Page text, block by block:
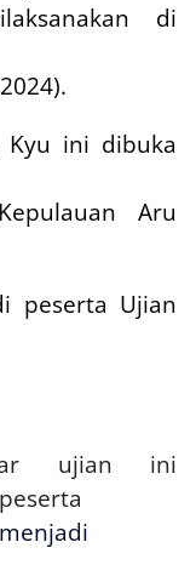
di
Kyu ini dibuka
Aru
peserta Ujian
ujian ini